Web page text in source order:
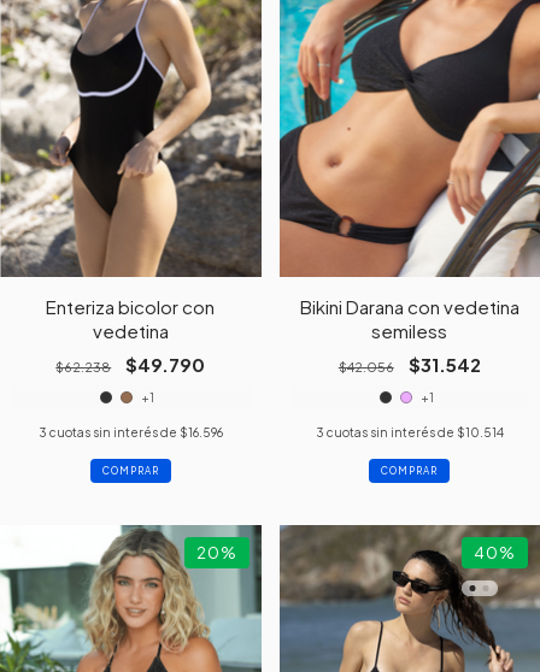
Enteriza bicolor con
vedetina
$62.238 $49.790
+1
3 cuotas sin interés de $16.596
COMPRAR
Bikini Darana con vedetina
semiless
$42.056 $31.542
+1
3 cuotas sin interés de $10.514
COMPRAR
20% 40%